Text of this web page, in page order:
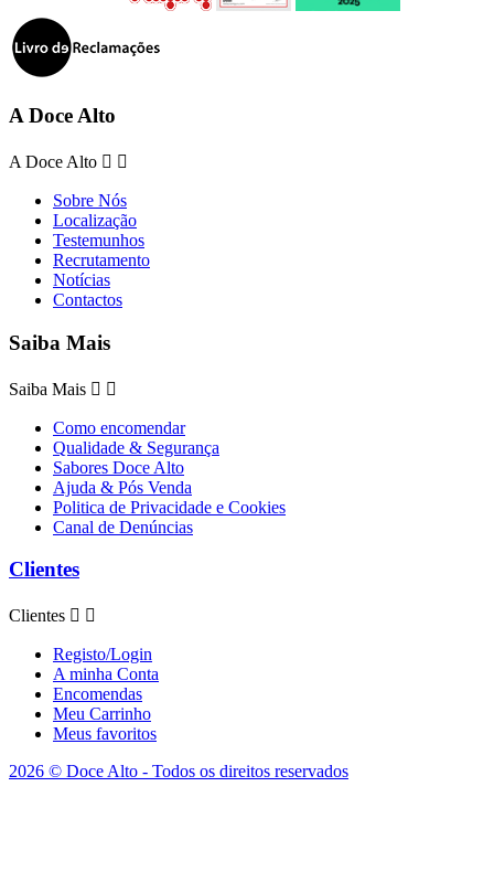
A Doce Alto
A Doce Alto  
Sobre Nós
Localização
Testemunhos
Recrutamento
Notícias
Contactos
Saiba Mais
Saiba Mais  
Como encomendar
Qualidade & Segurança
Sabores Doce Alto
Ajuda & Pós Venda
Politica de Privacidade e Cookies
Canal de Denúncias
Clientes
Clientes  
Registo/Login
A minha Conta
Encomendas
Meu Carrinho
Meus favoritos
2026 © Doce Alto - Todos os direitos reservados